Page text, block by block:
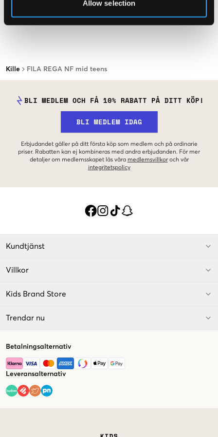
Allow selection
Kille FILA REGA NF mid teens
BLI MEDLEM OCH FÅ 10% RABATT PÅ DITT KÖP!
BLI MEDLEM IDAG
Erbjudandet gäller på ditt första köp som medlem och på ordinarie
priser. Rabatten kan ej kombineras med andra erbjudanden. För mer
detaljer om medlemsskapet läs våra medlemsvillkor och vår
integritetspolicy
Kundtjänst
Villkor
Kids Brand Store
Trendar nu
Betalningsalternativ
Leveransalternativ